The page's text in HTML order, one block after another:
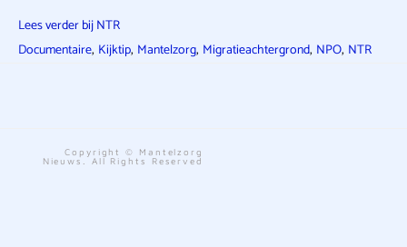
Lees verder bij NTR
Documentaire, Kijktip, Mantelzorg, Migratieachtergrond, NPO, NTR
Copyright © Mantelzorg
Nieuws. All Rights Reserved